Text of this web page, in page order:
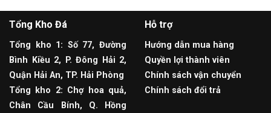
Tổng Kho Đá
Tổng kho 1: Số 77, Đường
Bình Kiều 2, P. Đông Hải 2,
Quận Hải An, TP. Hải Phòng
Tổng kho 2: Chợ hoa quả,
Chân Cầu Bính, Q. Hồng
Hỗ trợ
Hướng dẫn mua hàng
Quyền lợi thành viên
Chính sách vận chuyển
Chính sách đổi trả